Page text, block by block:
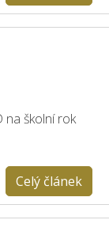
na školní rok
Celý článek